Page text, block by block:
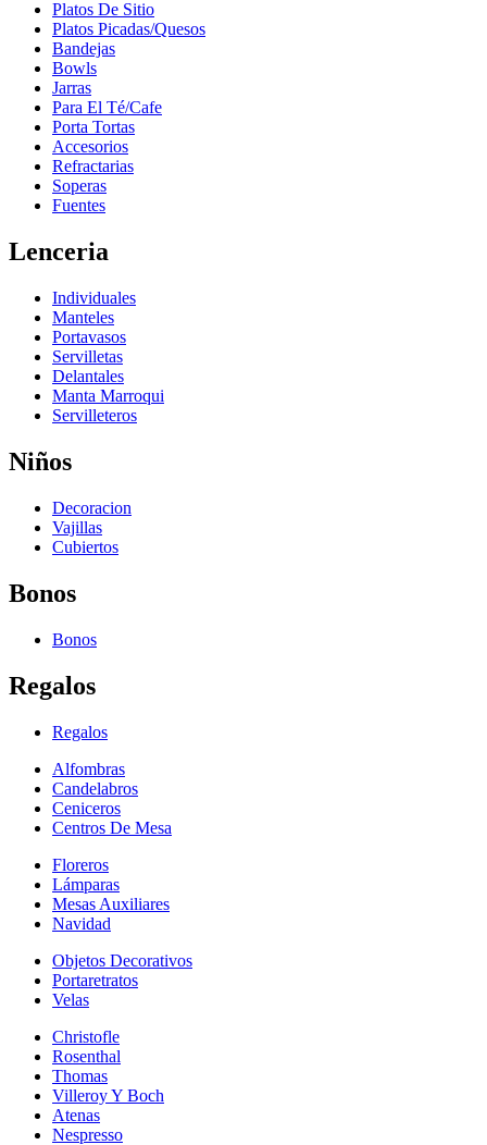
Platos De Sitio
Platos Picadas/Quesos
Bandejas
Bowls
Jarras
Para El Té/Cafe
Porta Tortas
Accesorios
Refractarias
Soperas
Fuentes
Lenceria
Individuales
Manteles
Portavasos
Servilletas
Delantales
Manta Marroqui
Servilleteros
Niños
Decoracion
Vajillas
Cubiertos
Bonos
Bonos
Regalos
Regalos
Alfombras
Candelabros
Ceniceros
Centros De Mesa
Floreros
Lámparas
Mesas Auxiliares
Navidad
Objetos Decorativos
Portaretratos
Velas
Christofle
Rosenthal
Thomas
Villeroy Y Boch
Atenas
Nespresso